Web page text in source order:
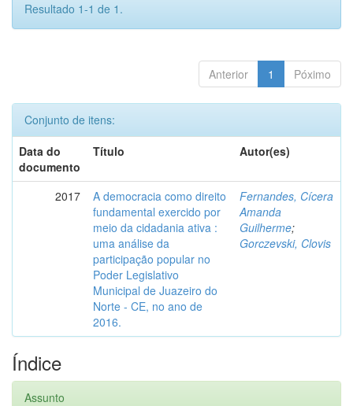
Resultado 1-1 de 1.
Anterior 1 Póximo
Conjunto de itens:
Data do
documento
Título Autor(es)
2017
A democracia como direito
fundamental exercido por
meio da cidadania ativa :
uma análise da
participação popular no
Poder Legislativo
Municipal de Juazeiro do
Norte - CE, no ano de
2016.
Fernandes, Cícera
Amanda
Guilherme;
Gorczevski, Clovis
Índice
Assunto